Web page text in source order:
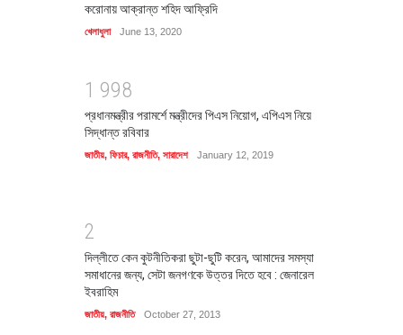
করোনায় আক্রান্ত শহিদ আফ্রিদি
খেলাধুলা June 13, 2020
1 998
প্রধানমন্ত্রীর পরামর্শে মন্ত্রীদের পিএস নিয়োগ, এপিএস নিয়ে
সিদ্ধান্ত রবিবার
জাতীয়, ফিচার, রাজনীতি, সারাদেশ January 12, 2019
2
দিল্লীতে কেন কুটনীতিকরা ছুটা-ছুটি করেন, আমাদের সমস্যা
সমাধানের জন্য, সেটা জনগণকে উত্তর দিতে হবে : জেনারেল
ইবরাহিম
জাতীয়, রাজনীতি October 27, 2013